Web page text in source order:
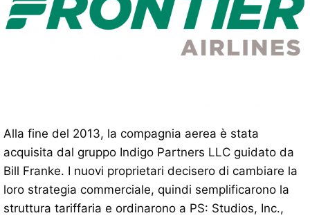
Alla fine del 2013, la compagnia aerea è stata
acquisita dal gruppo Indigo Partners LLC guidato da
Bill Franke. I nuovi proprietari decisero di cambiare la
loro strategia commerciale, quindi semplificarono la
struttura tariffaria e ordinarono a PS: Studios, Inc.,